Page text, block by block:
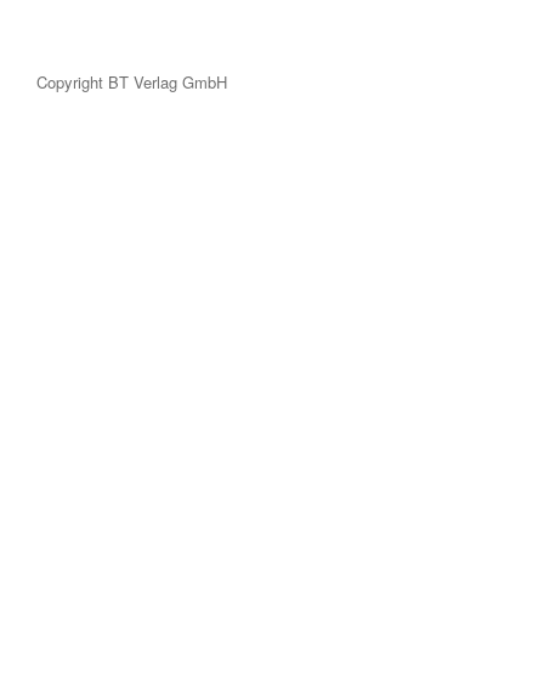
Copyright BT Verlag GmbH